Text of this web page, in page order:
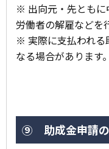
※ 出向元・先とも
労働者の解雇などを
※ 実際に支払われる
なる場合があります。
⑨ 助成金申請の